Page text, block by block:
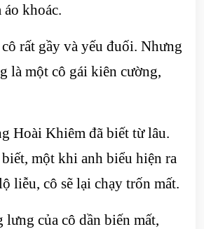
áo khoác.
rất gầy và yếu đuối. Nhưng
là một cô gái kiên cường,
Hoài Khiêm đã biết từ lâu.
một khi anh biểu hiện ra
liễu, cô sẽ lại chạy trốn mất.
của cô dần biến mất,